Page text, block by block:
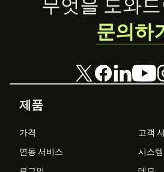
제품
가격
고객
연동 서비스
시스
문의하